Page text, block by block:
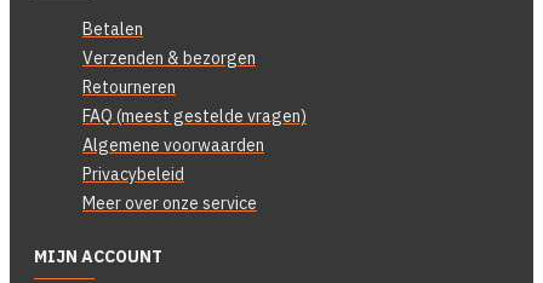
Betalen
Verzenden & bezorgen
Retourneren
FAQ (meest gestelde vragen)
Algemene voorwaarden
Privacybeleid
Meer over onze service
MIJN ACCOUNT